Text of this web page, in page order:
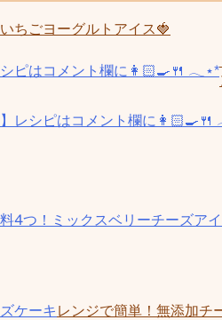
いちごヨーグルトアイス🍓
レンジで簡単！無添加チ